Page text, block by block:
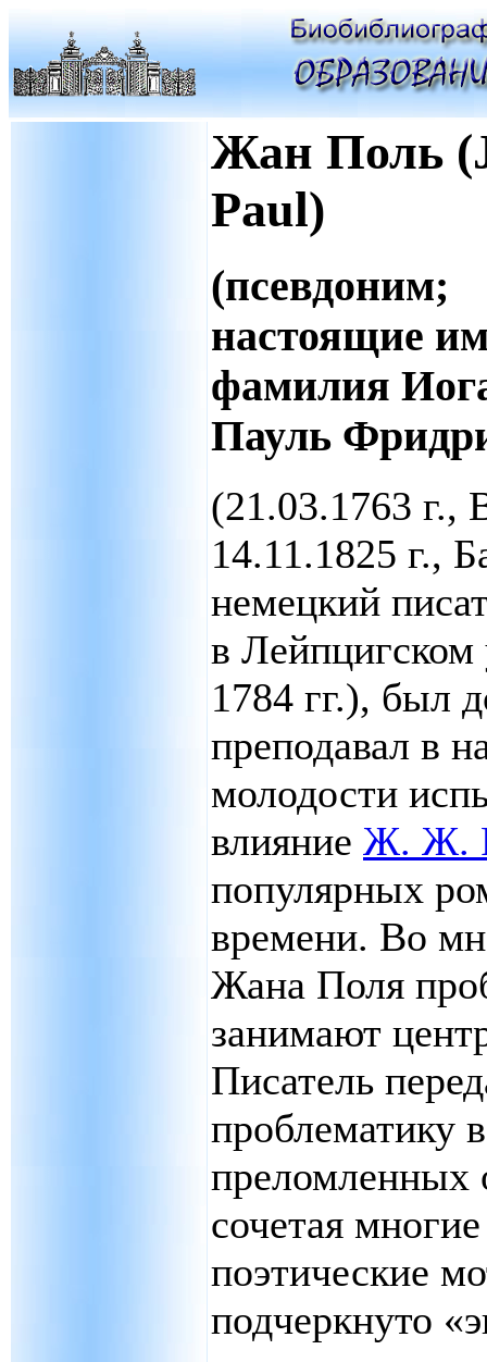
Жан Поль
Paul)
(псевдоним;
настоящие
фамилия
Пауль
(21.03.1763 г.,
14.11.1825 г.,
немецкий
в Лейпцигском
1784 гг.), был
преподавал в
молодости
влияние Ж. Ж.
популярных
времени. Во
Жана Поля
занимают
Писатель
проблематику
преломленных
сочетая
поэтические
подчеркнуто